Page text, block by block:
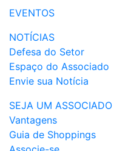
EVENTOS
NOTÍCIAS
Defesa do Setor
Espaço do Associado
Envie sua Notícia
SEJA UM ASSOCIADO
Vantagens
Guia de Shoppings